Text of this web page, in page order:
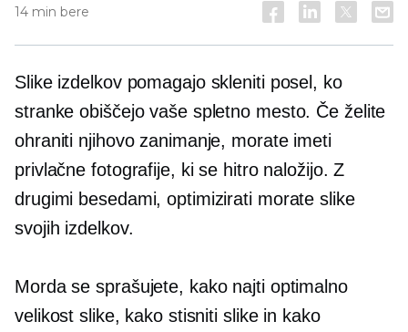
14 min bere
Slike izdelkov pomagajo skleniti posel, ko
stranke obiščejo vaše spletno mesto. Če želite
ohraniti njihovo zanimanje, morate imeti
privlačne fotografije, ki se hitro naložijo. Z
drugimi besedami, optimizirati morate slike
svojih izdelkov.
Morda se sprašujete, kako najti optimalno
velikost slike, kako stisniti slike in kako